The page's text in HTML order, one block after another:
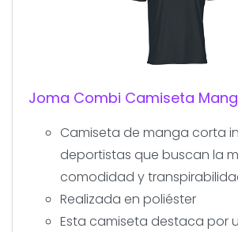
Joma Combi Camiseta
Camiseta de manga corta
deportistas que buscan la
comodidad y
Realizada en poliéster
Esta camiseta destaca por